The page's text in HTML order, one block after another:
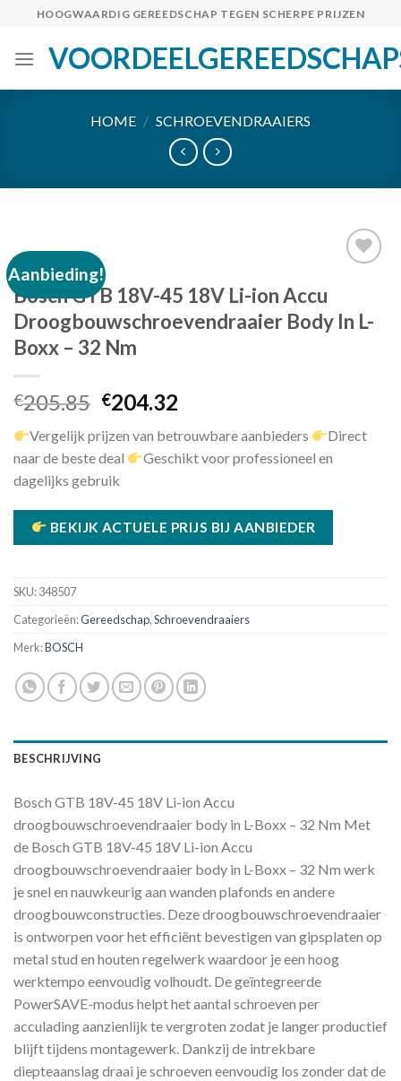
content
HOOGWAARDIG GEREEDSCHAP TEGEN SCHERPE PRIJZEN
HOME / SCHROEVENDRAAIERS
Aanbieding!
Toevoegen
aan
Bosch GTB 18V-45 18V Li-ion Accu
Droogbouwschroevendraaier Body In L-
Boxx – 32 Nm
€205.85 Oorspronkelijke
was:
€205.85.
€204.32
is:
€204.32.
Vergelijk prijzen van betrouwbare aanbieders
Direct
naar de beste deal
Geschikt voor professioneel en
dagelijks gebruik
BEKIJK ACTUELE PRIJS BIJ AANBIEDER
SKU:348507
Categorieën:Gereedschap,Schroevendraaiers
Merk:BOSCH
BESCHRIJVING
Bosch GTB 18V-45 18V Li-ion Accu
droogbouwschroevendraaier body in L-Boxx – 32 Nm Met
de Bosch GTB 18V-45 18V Li-ion Accu
droogbouwschroevendraaier body in L-Boxx – 32 Nm werk
je snel en nauwkeurig aan wanden plafonds en andere
droogbouwconstructies. Deze droogbouwschroevendraaier
is ontworpen voor het efficiënt bevestigen van gipsplaten op
metal stud en houten regelwerk waardoor je een hoog
werktempo eenvoudig volhoudt. De geïntegreerde
PowerSAVE-modus helpt het aantal schroeven per
acculading aanzienlijk te vergroten zodat je langer productief
blijft tijdens montagewerk. Dankzij de intrekbare
diepteaanslag draai je schroeven eenvoudig los zonder dat de